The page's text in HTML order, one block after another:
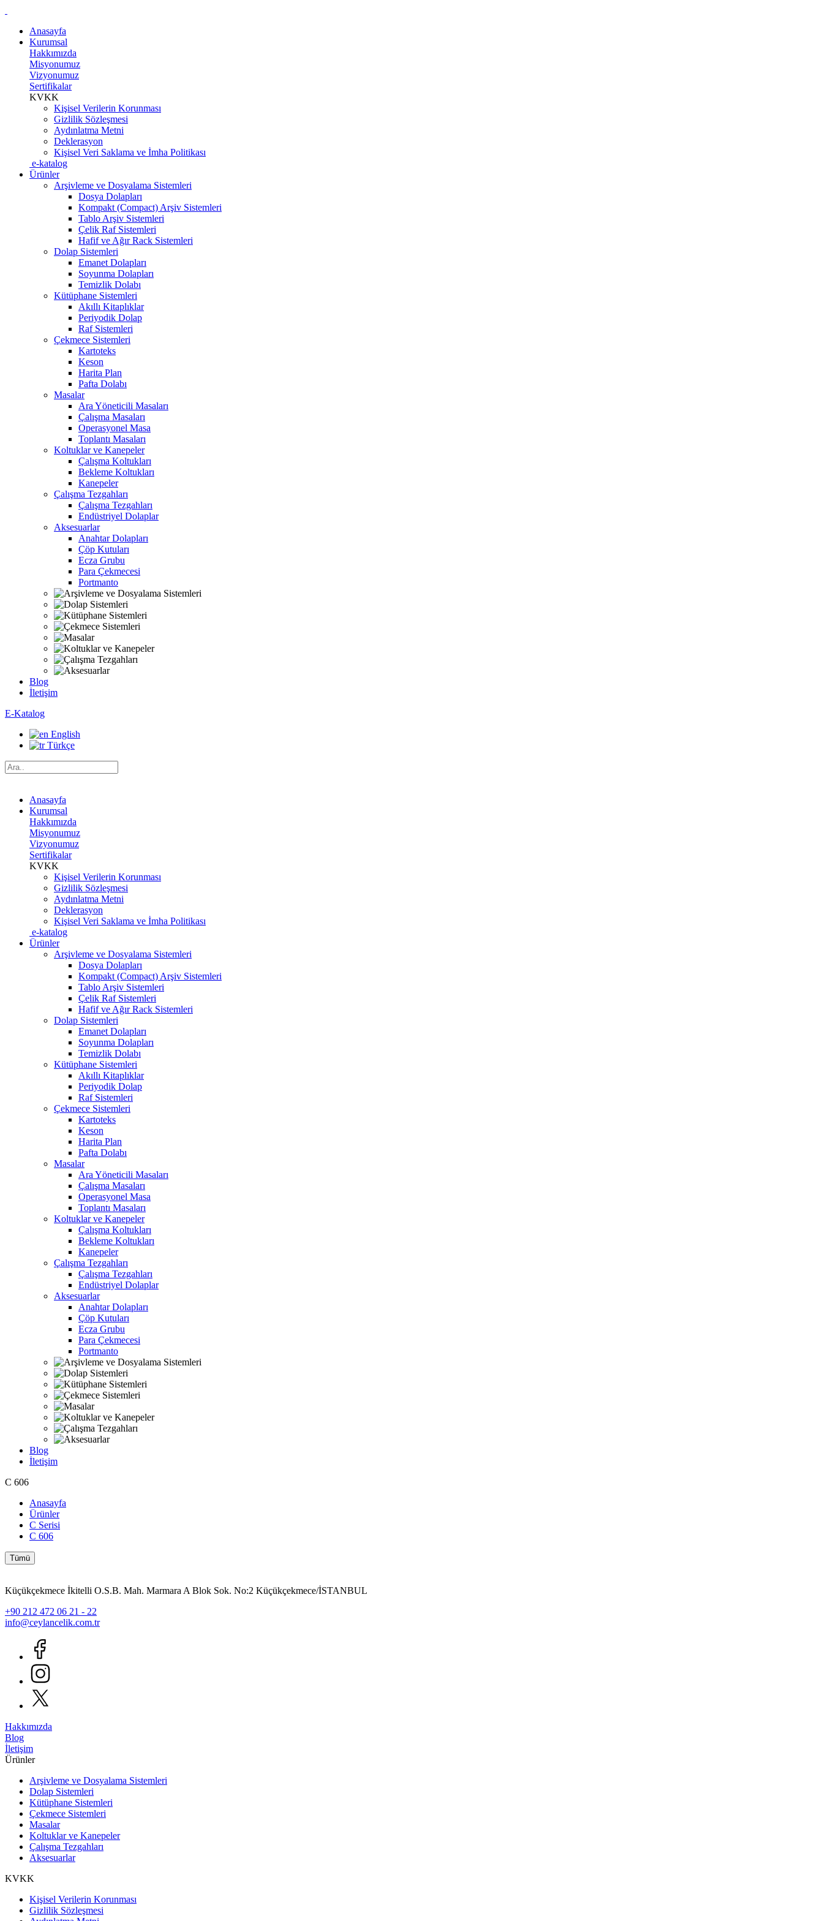
Anasayfa
Kurumsal
Hakkımızda
Misyonumuz
Vizyonumuz
Sertifikalar
KVKK
Kişisel Verilerin Korunması
Gizlilik Sözleşmesi
Aydınlatma Metni
Deklerasyon
Kişisel Veri Saklama ve İmha Politikası
e-katalog
Ürünler
Arşivleme ve Dosyalama Sistemleri
Dosya Dolapları
Kompakt (Compact) Arşiv Sistemleri
Tablo Arşiv Sistemleri
Çelik Raf Sistemleri
Hafif ve Ağır Rack Sistemleri
Dolap Sistemleri
Emanet Dolapları
Soyunma Dolapları
Temizlik Dolabı
Kütüphane Sistemleri
Akıllı Kitaplıklar
Periyodik Dolap
Raf Sistemleri
Çekmece Sistemleri
Kartoteks
Keson
Harita Plan
Pafta Dolabı
Masalar
Ara Yöneticili Masaları
Çalışma Masaları
Operasyonel Masa
Toplantı Masaları
Koltuklar ve Kanepeler
Çalışma Koltukları
Bekleme Koltukları
Kanepeler
Çalışma Tezgahları
Çalışma Tezgahları
Endüstriyel Dolaplar
Aksesuarlar
Anahtar Dolapları
Çöp Kutuları
Ecza Grubu
Para Çekmecesi
Portmanto
Blog
İletişim
E-Katalog
English
Türkçe
Anasayfa
Kurumsal
Hakkımızda
Misyonumuz
Vizyonumuz
Sertifikalar
KVKK
Kişisel Verilerin Korunması
Gizlilik Sözleşmesi
Aydınlatma Metni
Deklerasyon
Kişisel Veri Saklama ve İmha Politikası
e-katalog
Ürünler
Arşivleme ve Dosyalama Sistemleri
Dosya Dolapları
Kompakt (Compact) Arşiv Sistemleri
Tablo Arşiv Sistemleri
Çelik Raf Sistemleri
Hafif ve Ağır Rack Sistemleri
Dolap Sistemleri
Emanet Dolapları
Soyunma Dolapları
Temizlik Dolabı
Kütüphane Sistemleri
Akıllı Kitaplıklar
Periyodik Dolap
Raf Sistemleri
Çekmece Sistemleri
Kartoteks
Keson
Harita Plan
Pafta Dolabı
Masalar
Ara Yöneticili Masaları
Çalışma Masaları
Operasyonel Masa
Toplantı Masaları
Koltuklar ve Kanepeler
Çalışma Koltukları
Bekleme Koltukları
Kanepeler
Çalışma Tezgahları
Çalışma Tezgahları
Endüstriyel Dolaplar
Aksesuarlar
Anahtar Dolapları
Çöp Kutuları
Ecza Grubu
Para Çekmecesi
Portmanto
Blog
İletişim
C 606
Anasayfa
Ürünler
C Serisi
C 606
Tümü
Küçükçekmece İkitelli O.S.B. Mah. Marmara A Blok Sok. No:2 Küçükçekmece/İSTANBUL
+90 212 472 06 21 - 22
info@ceylancelik.com.tr
Hakkımızda
Blog
İletişim
Ürünler
Arşivleme ve Dosyalama Sistemleri
Dolap Sistemleri
Kütüphane Sistemleri
Çekmece Sistemleri
Masalar
Koltuklar ve Kanepeler
Çalışma Tezgahları
Aksesuarlar
KVKK
Kişisel Verilerin Korunması
Gizlilik Sözleşmesi